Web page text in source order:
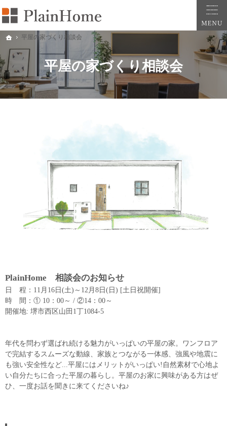
平屋の家づくり相談会
大阪・堺市での新築一戸建ては工務店の「PlainHome平原建築工房」へおまかせ。自然
堺市をはじめ大阪府全域での新築注文住宅ならプレインホームへ。自然素材の心地よさ
PlainHome 相談会のお知らせ
日 程：11月16日(土)～12月8日(日) [土日祝開催]
時 間：① 10：00～ / ②14：00～
開催地: 堺市西区山田1丁1084-5
年代を問わず選ばれ続ける魅力がいっぱいの平屋の家。ワンフロア
で完結するスムーズな動線、家族とつながる一体感、強風や地震に
も強い安全性など...平屋にはメリットがいっぱい!自然素材で心地よ
い自分たちに合った平屋の暮らし。平屋のお家に興味がある方はぜ
ひ、一度お話を聞きに来てくださいね♪
ホーム
平屋の家づくり相談会